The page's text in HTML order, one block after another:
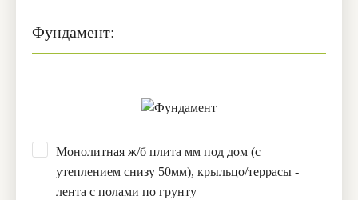
Фундамент:
Монолитная ж/б плита мм под дом (с
утеплением снизу 50мм), крыльцо/террасы -
лента с полами по грунту